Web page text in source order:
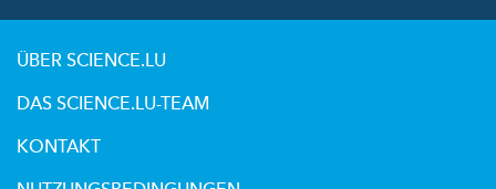
ÜBER SCIENCE.LU
DAS SCIENCE.LU-TEAM
KONTAKT